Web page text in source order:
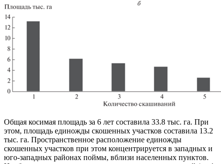
Общая косимая площадь за 6 лет составила 33.8 тыс. га. При
этом, площадь единожды скошенных участков составила 13.2
тыс. га. Пространственное расположение единожды
скошенных участков при этом концентрируется в западных и
юго-западных районах поймы, вблизи населенных пунктов.